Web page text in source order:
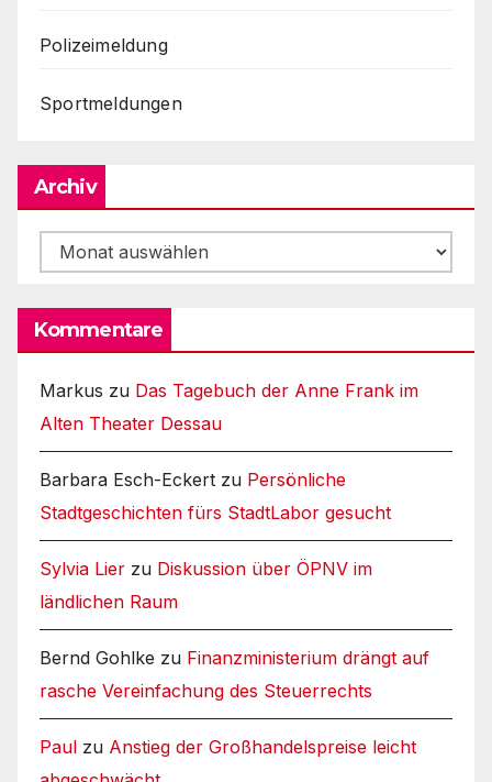
Polizeimeldung
Sportmeldungen
Archiv
Archiv
Kommentare
Markus zu Das Tagebuch der Anne Frank im
Alten Theater Dessau
Barbara Esch-Eckert zu Persönliche
Stadtgeschichten fürs StadtLabor gesucht
Sylvia Lier zu Diskussion über ÖPNV im
ländlichen Raum
Bernd Gohlke zu Finanzministerium drängt auf
rasche Vereinfachung des Steuerrechts
Paul zu Anstieg der Großhandelspreise leicht